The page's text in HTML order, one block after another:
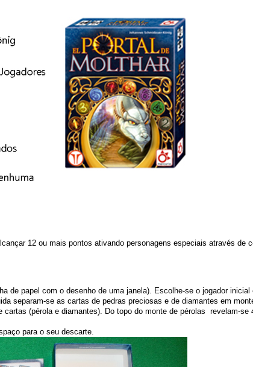
12 ou mais pontos ativando personagens especiais através de
de papel com o desenho de uma janela). Escolhe-se o jogador
separam-se as cartas de pedras preciosas e de diamantes em
(pérola e diamantes). Do topo do monte de pérolas revelam-
para o seu descarte.